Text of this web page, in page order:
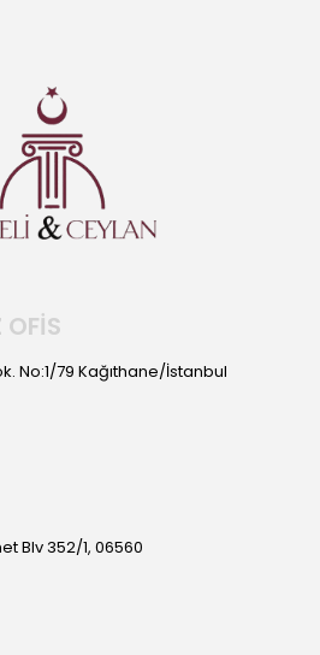
OFİS
No:1/79 Kağıthane/İstanbul
Blv 352/1, 06560